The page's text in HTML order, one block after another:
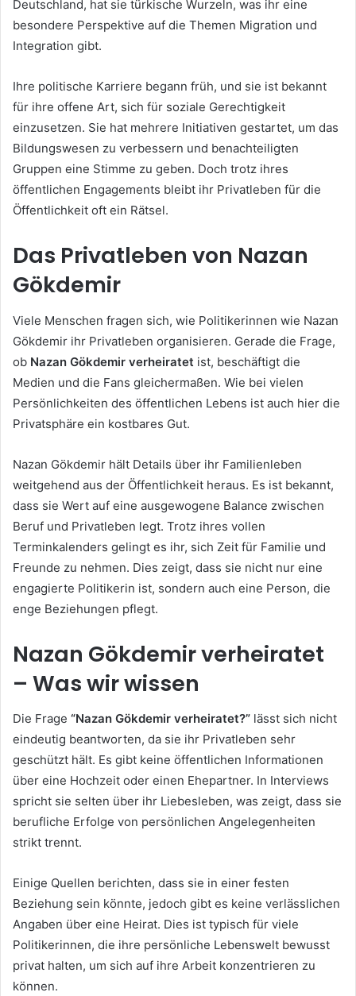
Deutschland, hat sie türkische Wurzeln, was ihr eine
besondere Perspektive auf die Themen Migration und
Integration gibt.
Ihre politische Karriere begann früh, und sie ist bekannt
für ihre offene Art, sich für soziale Gerechtigkeit
einzusetzen. Sie hat mehrere Initiativen gestartet, um das
Bildungswesen zu verbessern und benachteiligten
Gruppen eine Stimme zu geben. Doch trotz ihres
öffentlichen Engagements bleibt ihr Privatleben für die
Öffentlichkeit oft ein Rätsel.
Das Privatleben von Nazan
Gökdemir
Viele Menschen fragen sich, wie Politikerinnen wie Nazan
Gökdemir ihr Privatleben organisieren. Gerade die Frage,
ob Nazan Gökdemir verheiratet ist, beschäftigt die
Medien und die Fans gleichermaßen. Wie bei vielen
Persönlichkeiten des öffentlichen Lebens ist auch hier die
Privatsphäre ein kostbares Gut.
Nazan Gökdemir hält Details über ihr Familienleben
weitgehend aus der Öffentlichkeit heraus. Es ist bekannt,
dass sie Wert auf eine ausgewogene Balance zwischen
Beruf und Privatleben legt. Trotz ihres vollen
Terminkalenders gelingt es ihr, sich Zeit für Familie und
Freunde zu nehmen. Dies zeigt, dass sie nicht nur eine
engagierte Politikerin ist, sondern auch eine Person, die
enge Beziehungen pflegt.
Nazan Gökdemir verheiratet
– Was wir wissen
Die Frage “Nazan Gökdemir verheiratet?” lässt sich nicht
eindeutig beantworten, da sie ihr Privatleben sehr
geschützt hält. Es gibt keine öffentlichen Informationen
über eine Hochzeit oder einen Ehepartner. In Interviews
spricht sie selten über ihr Liebesleben, was zeigt, dass sie
berufliche Erfolge von persönlichen Angelegenheiten
strikt trennt.
Einige Quellen berichten, dass sie in einer festen
Beziehung sein könnte, jedoch gibt es keine verlässlichen
Angaben über eine Heirat. Dies ist typisch für viele
Politikerinnen, die ihre persönliche Lebenswelt bewusst
privat halten, um sich auf ihre Arbeit konzentrieren zu
können.